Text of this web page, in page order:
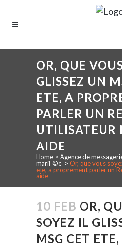
OR, QUE
GLISSEZ UN
ETE, A
PARLER UN
UTILISATEUR
AIDE
Home > Agence de
mariГ©e > Or, que vous
ete, a proprement parler un
aide
10 FEB OR,
SOYEZ IL
MSG CET ETE,